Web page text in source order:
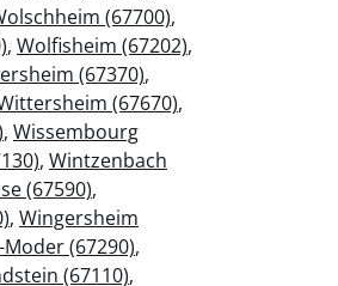
(67700),
, Wolfisheim (67202),
(67370),
(67670),
, Wissembourg
, Wintzenbach
(67590),
, Wingersheim
(67290),
(67110),